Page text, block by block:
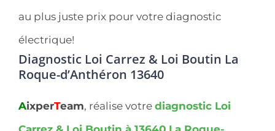
au plus juste prix pour votre diagnostic
électrique!
Diagnostic Loi Carrez & Loi Boutin La
Roque-d’Anthéron 13640
AixperTeam, réalise votre diagnostic Loi